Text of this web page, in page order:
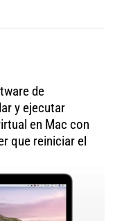
de
y ejecutar
en Mac con
que reiniciar el